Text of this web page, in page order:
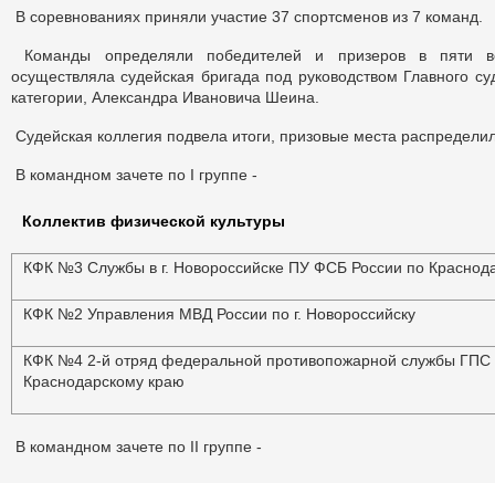
В соревнованиях приняли участие 37 спортсменов из 7 команд.
Команды определяли победителей и призеров в пяти
осуществляла судейская бригада под руководством Главного
категории, Александра Ивановича Шеина.
Судейская коллегия подвела итоги, призовые места
В командном зачете по I группе -
Коллектив физической культуры
КФК №3 Службы в г. Новороссийске ПУ ФСБ России по
КФК №2 Управления МВД России по г. Новороссийску
КФК №4 2-й отряд федеральной противопожарной службы
Краснодарскому краю
В командном зачете по II группе -